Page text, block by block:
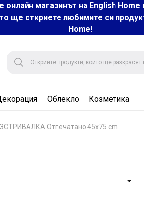
магазинът на English Home
ще откриете любимите си
Home!
Облекло Козметика
Отпечатано 45x75 cm .